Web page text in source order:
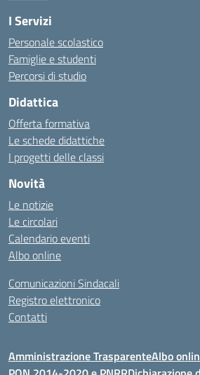
I Servizi
Personale scolastico
Famiglie e studenti
Percorsi di studio
Didattica
Offerta formativa
Le schede didattiche
I progetti delle classi
Novità
Le notizie
Le circolari
Calendario eventi
Albo online
Comunicazioni Sindacali
Registro elettronico
Contatti
Amministrazione TrasparenteAlbo